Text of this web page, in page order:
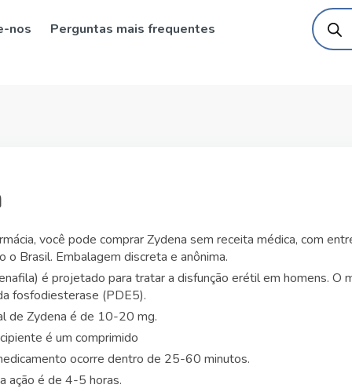
nos Perguntas mais frequentes
você pode comprar Zydena sem receita médica, com
o Brasil. Embalagem discreta e anônima.
é projetado para tratar a disfunção erétil em homens. O
fosfodiesterase (PDE5).
de Zydena é de 10-20 mg.
é um comprimido
ocorre dentro de 25-60 minutos.
ação é de 4-5 horas.